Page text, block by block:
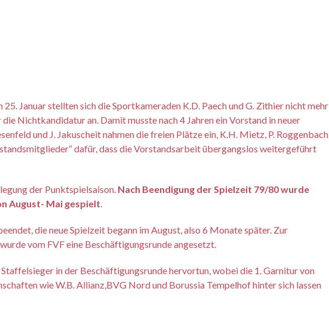
Januar stellten sich die Sportkameraden K.D. Paech und G. Zithier nicht mehr
Nichtkandidatur an. Damit musste nach 4 Jahren ein Vorstand in neuer
und J. Jakuscheit nahmen die freien Plätze ein, K.H. Mietz, P. Roggenbach
dafür, dass die Vorstandsarbeit übergangslos weitergeführt
der Punktspielsaison. Nach Beendigung der Spielzeit 79/80 wurde
August- Mai gespielt.
die neue Spielzeit begann im August, also 6 Monate später. Zur
vom FVF eine Beschäftigungsrunde angesetzt.
in der Beschäftigungsrunde hervortun, wobei die 1. Garnitur von
wie W.B. Allianz,BVG Nord und Borussia Tempelhof hinter sich lassen